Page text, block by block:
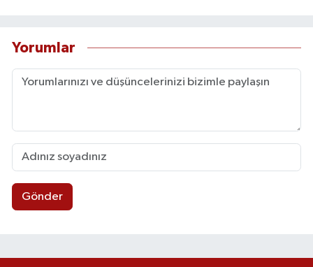
Yorumlar
Gönder